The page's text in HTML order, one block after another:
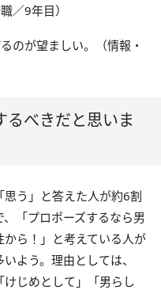
／9年目）
のが望ましい。（情報・
るべきだと思いま
「思う」と答えた人が約6割
、「プロポーズするなら男
から！」と考えている人が
いよう。理由としては、
「けじめとして」「男らし